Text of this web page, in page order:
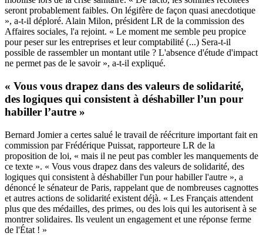
seront probablement faibles. On légifère de façon quasi anecdotique
», a-t-il déploré. Alain Milon, président LR de la commission des
Affaires sociales, l'a rejoint. « Le moment me semble peu propice
pour peser sur les entreprises et leur comptabilité (...) Sera-t-il
possible de rassembler un montant utile ? L'absence d'étude d'impact
ne permet pas de le savoir », a-t-il expliqué.
« Vous vous drapez dans des valeurs de solidarité,
des logiques qui consistent à déshabiller l’un pour
habiller l’autre »
Bernard Jomier a certes salué le travail de réécriture important fait en
commission par Frédérique Puissat, rapporteure LR de la
proposition de loi, « mais il ne peut pas combler les manquements de
ce texte ». « Vous vous drapez dans des valeurs de solidarité, des
logiques qui consistent à déshabiller l'un pour habiller l'autre », a
dénoncé le sénateur de Paris, rappelant que de nombreuses cagnottes
et autres actions de solidarité existent déjà. « Les Français attendent
plus que des médailles, des primes, ou des lois qui les autorisent à se
montrer solidaires. Ils veulent un engagement et une réponse ferme
de l'État ! »